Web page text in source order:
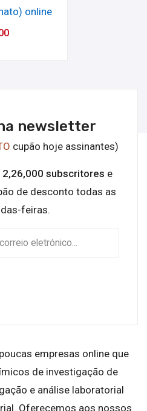
online
newsletter
cupão hoje assinantes)
subscritores e
de desconto todas as
feiras.
empresas online que
de investigação de
e análise laboratorial
Oferecemos aos nossos